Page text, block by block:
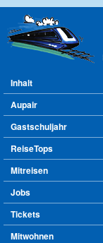
Hauptmenü
Inhalt
Aupair
Gastschuljahr
ReiseTops
Mitreisen
Jobs
Tickets
Mitwohnen